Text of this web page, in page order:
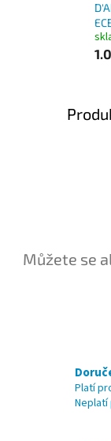
Můžete se
Platí
Neplatí